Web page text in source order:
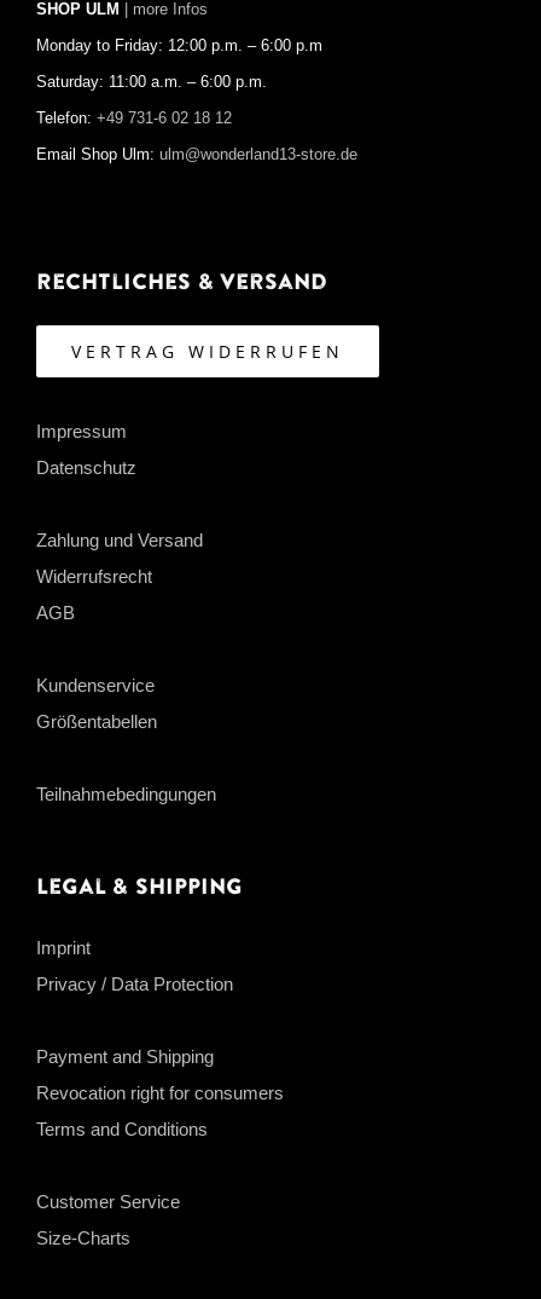
SHOP ULM | more Infos
Monday to Friday: 12:00 p.m. – 6:00 p.m
Saturday: 11:00 a.m. – 6:00 p.m.
Telefon: +49 731-6 02 18 12
Email Shop Ulm: ulm@wonderland13-store.de
Rechtliches & Versand
VERTRAG WIDERRUFEN
Impressum
Datenschutz
Zahlung und Versand
Widerrufsrecht
AGB
Kundenservice
Größentabellen
Teilnahmebedingungen
Legal & Shipping
Imprint
Privacy / Data Protection
Payment and Shipping
Revocation right for consumers
Terms and Conditions
Customer Service
Size-Charts